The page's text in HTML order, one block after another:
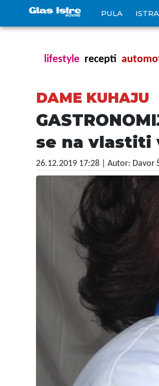
PULA ISTRA
lifestyle recepti
DAME KUHAJU
se na vlastiti
26.12.2019 17:28 | Autor: Davor